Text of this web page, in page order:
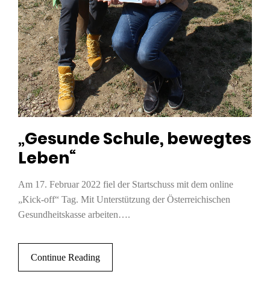
„Gesunde Schule, bewegtes
Leben“
Am 17. Februar 2022 fiel der Startschuss mit dem online
„Kick-off“ Tag. Mit Unterstützung der Österreichischen
Gesundheitskasse arbeiten….
Continue Reading